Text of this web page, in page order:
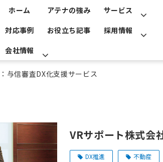
ホーム アテナの強み
サービス
対応事例
お役立ち記事
採用情報
会社情報
与信審査DX化支援サービス
VRサポート株式会
DX推進 不動産